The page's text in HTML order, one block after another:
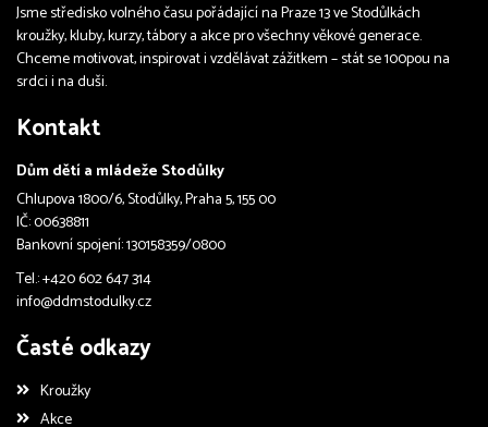
Jsme středisko volného času pořádající na Praze 13 ve Stodůlkách
kroužky, kluby, kurzy, tábory a akce pro všechny věkové generace.
Chceme motivovat, inspirovat i vzdělávat zážitkem – stát se 100pou na
srdci i na duši.
Kontakt
Dům dětí a mládeže Stodůlky
Chlupova 1800/6, Stodůlky, Praha 5, 155 00
IČ: 00638811
Bankovní spojení: 130158359/0800
Tel.: +420 602 647 314
info@ddmstodulky.cz
Časté odkazy
Kroužky
Akce